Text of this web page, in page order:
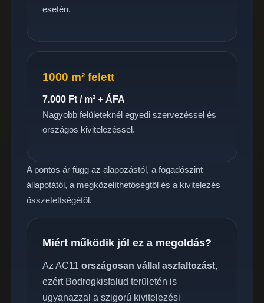
esetén.
1000 m² felett
7.000 Ft / m² + ÁFA
Nagyobb felületeknél egyedi szervezéssel és
országos kivitelezéssel.
A pontos ár függ az alapozástól, a fogadószint
állapotától, a megközelíthetőségtől és a kivitelezés
összetettségétől.
Miért működik jól ez a megoldás?
Az AC11 országosan vállal aszfaltozást,
ezért Bodrogkisfalud területén is
ugyanazzal a szigorú kivitelezési